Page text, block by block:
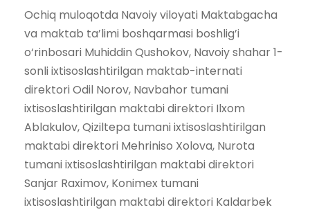
Ochiq muloqotda Navoiy viloyati Maktabgacha
va maktab ta’limi boshqarmasi boshlig’i
o‘rinbosari Muhiddin Qushokov, Navoiy shahar 1-
sonli ixtisoslashtirilgan maktab-internati
direktori Odil Norov, Navbahor tumani
ixtisoslashtirilgan maktabi direktori Ilxom
Ablakulov, Qiziltepa tumani ixtisoslashtirilgan
maktabi direktori Mehriniso Xolova, Nurota
tumani ixtisoslashtirilgan maktabi direktori
Sanjar Raximov, Konimex tumani
ixtisoslashtirilgan maktabi direktori Kaldarbek